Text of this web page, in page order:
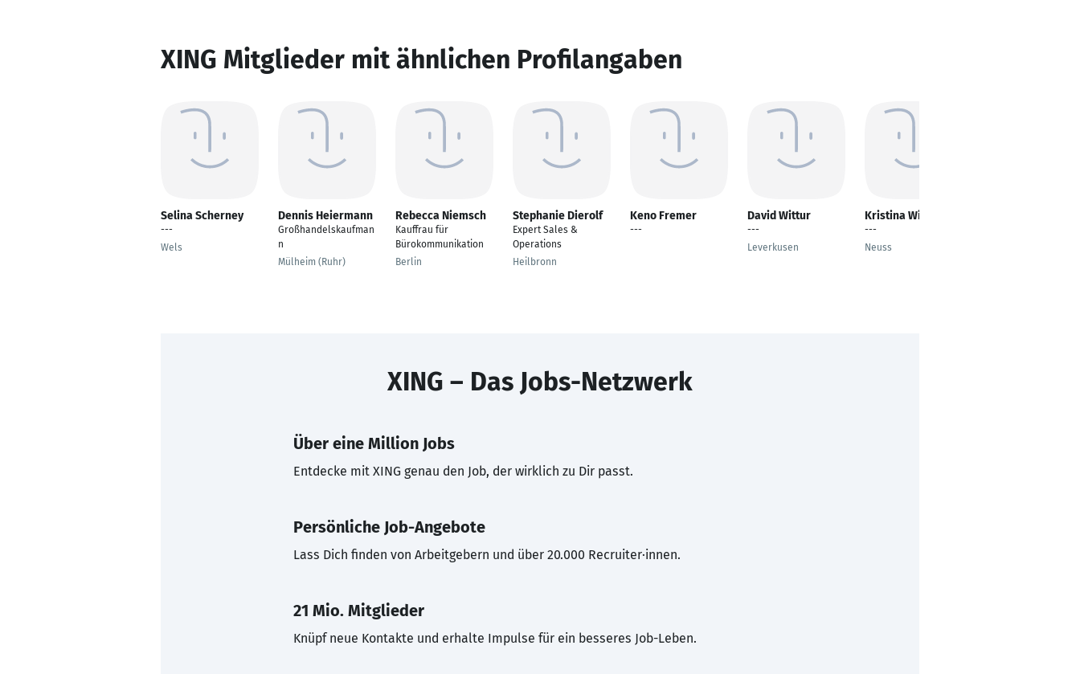
XING Mitglieder mit ähnlichen Profilangaben
Selina Scherney
---
Wels
Dennis Heiermann
Großhandelskaufman
n
Mülheim (Ruhr)
Rebecca Niemsch
Kauffrau für
Bürokommunikation
Berlin
Stephanie Dierolf
Expert Sales &
Operations
Heilbronn
Keno Fremer
---
David Wittur
---
Leverkusen
Kristina Wiedeler
---
Neuss
XING – Das Jobs-Netzwerk
Über eine Million Jobs
Entdecke mit XING genau den Job, der wirklich zu Dir passt.
Persönliche Job-Angebote
Lass Dich finden von Arbeitgebern und über 20.000 Recruiter·innen.
21 Mio. Mitglieder
Knüpf neue Kontakte und erhalte Impulse für ein besseres Job-Leben.